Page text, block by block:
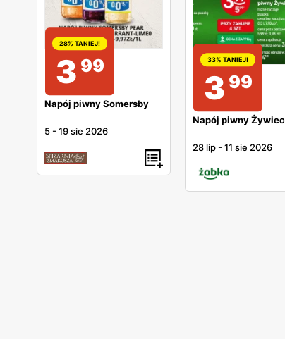
28% TANIEJ!
3 99
Napój piwny Somersby
5 -19 sie 2026
33% TANIEJ!
3 99
Napój piwny Żywiec
28 lip -11 sie 2026